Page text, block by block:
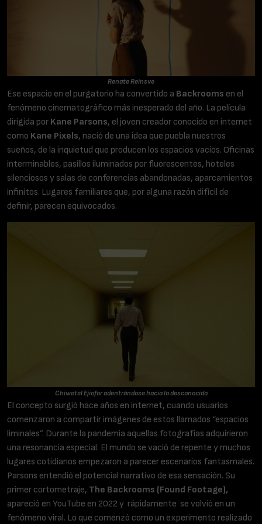
Renate Reinsve
Ese espacio en el purgatorio ha convertido a Backrooms en el
fenómeno cinematográfico más inesperado del año. La película
dirigida por Kane Parsons, el joven creador conocido en internet
como Kane Pixels, nació de una idea que puebla nuestros
sueños, de la inquietud que producen los espacios vacíos. Oficinas
interminables, pasillos iluminados por fluorescentes, hoteles
silenciosos y salas de conferencias abandonadas, aparcamientos
infinitos. Lugares familiares que, por alguna razón difícil de
definir, parecen equivocados.
Chiwetel Ejiofor adentrándose hacia lo desconocido
El concepto surgió hace años en internet, cuando usuarios
comenzaron a compartir imágenes de estos llamados “espacios
liminales”. Durante la pandemia aquellas fotografías adquirieron
una resonancia especial. El mundo se vació de repente y muchos
lugares cotidianos empezaron a parecer escenarios fantasmales.
Parsons entendió el potencial narrativo de esa sensación. Su
primer cortometraje, The Backrooms (Found Footage),
apareció en YouTube en 2022 y rápidamente se volvió en un
fenómeno viral. Lo que comenzó como un experimento realizado